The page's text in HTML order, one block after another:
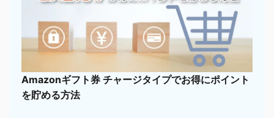
Amazonギフト券 チャージタイプでお得にポイント
を貯める方法